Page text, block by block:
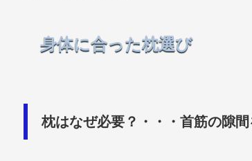
身体に合った枕選び
枕はなぜ必要？・・・首筋の隙間